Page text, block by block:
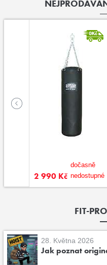
2 990 Kč
dočasně
nedostupné
FIT-
28. Května 2026
Jak poznat